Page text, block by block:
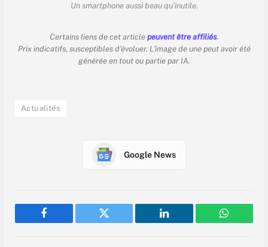
Un smartphone aussi beau qu’inutile.
Certains liens de cet article peuvent être affiliés.
Prix indicatifs, susceptibles d'évoluer. L'image de une peut avoir été
générée en tout ou partie par IA.
Actualités
Google News
Facebook Twitter LinkedIn